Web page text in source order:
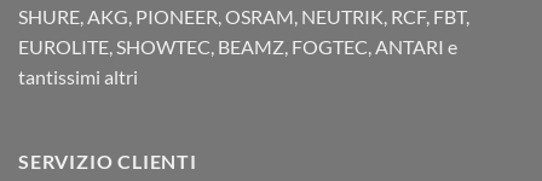
SHURE, AKG, PIONEER, OSRAM, NEUTRIK, RCF, FBT,
EUROLITE, SHOWTEC, BEAMZ, FOGTEC, ANTARI e
tantissimi altri
SERVIZIO CLIENTI